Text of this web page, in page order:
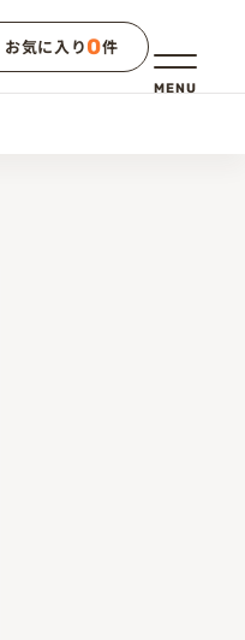
メニュー
MENU
お気に入り0件